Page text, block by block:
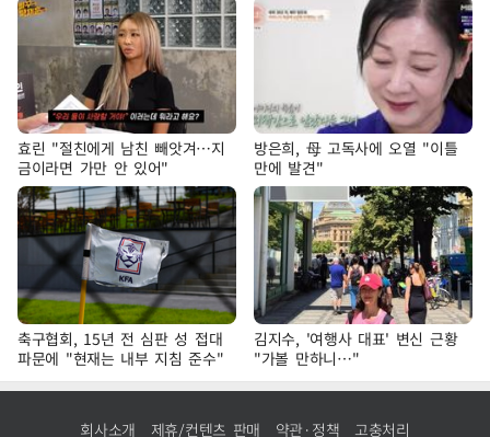
효린 "절친에게 남친 빼앗겨…지
금이라면 가만 안 있어"
방은희, 母 고독사에 오열 "이틀
만에 발견"
축구협회, 15년 전 심판 성 접대
파문에 "현재는 내부 지침 준수"
김지수, '여행사 대표' 변신 근황
"가볼 만하니…"
회사소개 제휴/컨텐츠 판매 약관·정책 고충처리